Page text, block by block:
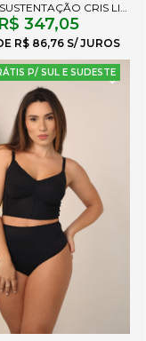
SUTIÃ DE SUSTENTAÇÃO CRIS LISO PRETO
R$ 347,05
R$ 86,76
P/ SUL E SUDESTE